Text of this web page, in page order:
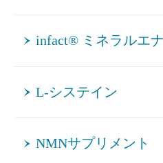
infact® ミネラルエ
L-システイン
NMNサプリメント